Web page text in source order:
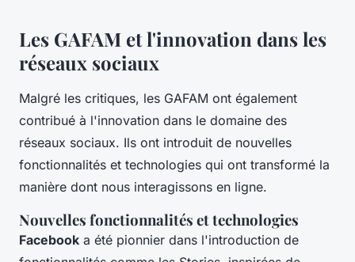
Les GAFAM et l'innovation dans les
réseaux sociaux
Malgré les critiques, les GAFAM ont également
contribué à l'innovation dans le domaine des
réseaux sociaux. Ils ont introduit de nouvelles
fonctionnalités et technologies qui ont transformé la
manière dont nous interagissons en ligne.
Nouvelles fonctionnalités et technologies
Facebook a été pionnier dans l'introduction de